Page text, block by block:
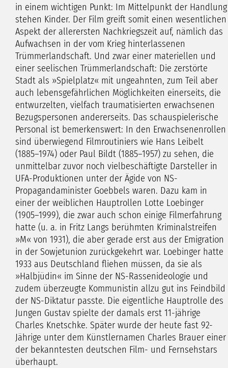
in einem wichtigen Punkt: Im Mittelpunkt der Handlung
stehen Kinder. Der Film greift somit einen wesentlichen
Aspekt der allerersten Nachkriegszeit auf, nämlich das
Aufwachsen in der vom Krieg hinterlassenen
Trümmerlandschaft. Und zwar einer materiellen und
einer seelischen Trümmerlandschaft: Die zerstörte
Stadt als »Spielplatz« mit ungeahnten, zum Teil aber
auch lebensgefährlichen Möglichkeiten einerseits, die
entwurzelten, vielfach traumatisierten erwachsenen
Bezugspersonen andererseits. Das schauspielerische
Personal ist bemerkenswert: In den Erwachsenenrollen
sind überwiegend Filmroutiniers wie Hans Leibelt
(1885–1974) oder Paul Bildt (1885–1957) zu sehen, die
unmittelbar zuvor noch vielbeschäftigte Darsteller in
UFA-Produktionen unter der Ägide von NS-
Propagandaminister Goebbels waren. Dazu kam in
einer der weiblichen Hauptrollen Lotte Loebinger
(1905–1999), die zwar auch schon einige Filmerfahrung
hatte (u. a. in Fritz Langs berühmten Kriminalstreifen
»M« von 1931), die aber gerade erst aus der Emigration
in der Sowjetunion zurückgekehrt war. Loebinger hatte
1933 aus Deutschland fliehen müssen, da sie als
»Halbjüdin« im Sinne der NS-Rassenideologie und
zudem überzeugte Kommunistin allzu gut ins Feindbild
der NS-Diktatur passte. Die eigentliche Hauptrolle des
Jungen Gustav spielte der damals erst 11-jährige
Charles Knetschke. Später wurde der heute fast 92-
Jährige unter dem Künstlernamen Charles Brauer einer
der bekanntesten deutschen Film- und Fernsehstars
überhaupt.